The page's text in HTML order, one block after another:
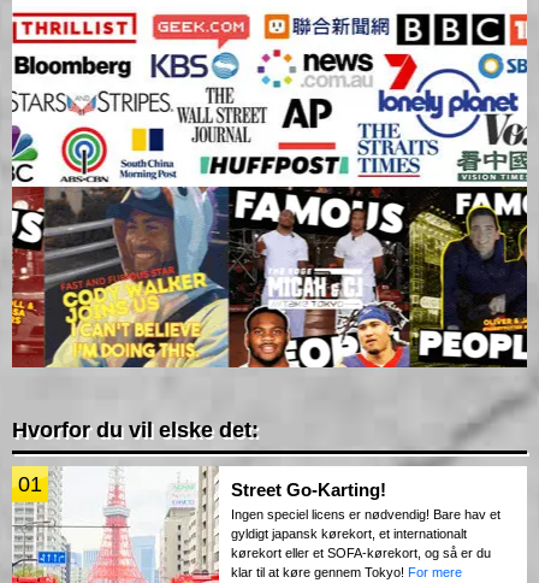
Hvorfor du vil elske det:
01 Street Go-Karting!
Ingen speciel licens er nødvendig! Bare hav et
gyldigt japansk kørekort, et internationalt
kørekort eller et SOFA-kørekort, og så er du
klar til at køre gennem Tokyo! For mere